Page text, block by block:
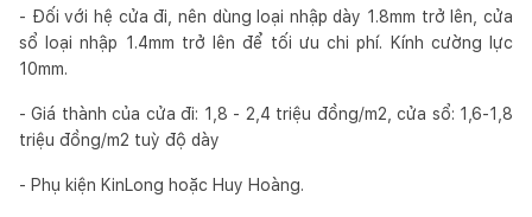
- Đối với hệ cửa đi, nên dùng loại nhập dày 1.8mm trở lên, cửa
sổ loại nhập 1.4mm trở lên để tối ưu chi phí. Kính cường lực
10mm.
- Giá thành của cửa đi: 1,8 - 2,4 triệu đồng/m2, cửa sổ: 1,6-1,8
triệu đồng/m2 tuỳ độ dày
- Phụ kiện KinLong hoặc Huy Hoàng.